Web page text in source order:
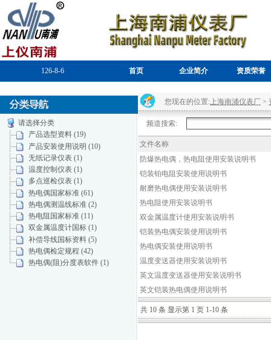
126-8-6 首页 企业简介 资质荣誉
请选择分类
产品选型资料 (19)
产品安装使用说明 (10)
无纸记录仪表 (1)
温度控制仪表 (1)
多点巡检仪表 (1)
热电偶国家标准 (61)
热电偶测温线标准 (2)
热电阻国家标准 (11)
双金属温度计国标 (1)
补偿导线国标资料 (5)
热电偶检定规程 (42)
热电偶(阻)分度表软件 (1)
您现在的位置:上海南浦仪表厂 >
频道搜索:
文件名称
防爆热电偶，热电阻使用安装说明书
铠装铂电阻安装使用说明书
耐磨热电偶使用安装说明书
热电阻使用安装说明书
双金属温度计使用安装说明书
铠装热电偶安装使用说明书
热电偶安装使用说明书
温度变送器使用安装说明书
英文温度变送器使用安装说明书
英文铠装热电偶使用说明书
共 10 条 显示第 1 页 1-10 条